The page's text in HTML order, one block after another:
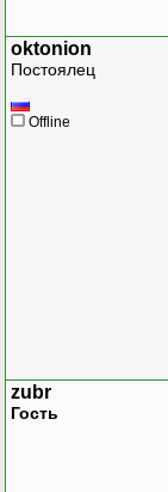
oktonion
Постоялец
Offline
zubr
Гость